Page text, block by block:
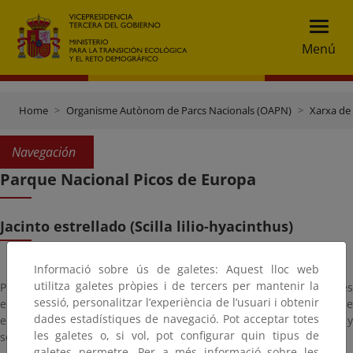
Menú
Home Organisme Autònom de Parcs Nacionals (OAPN) Xarxa
Navegación
Parque Nacional Picos de Europa
Jacinto estrellado (Scilla lilio-hyacinthus)
Planta perenne con bulbo formado por escamas solapadas y flores
en racimo. Planta típica del hayedo atlántico, también se puede
encontrar en los cañones donde existe ambiente húmedo y
sombrío.
Informació sobre ús de galetes: Aquest lloc web
utilitza galetes pròpies i de tercers per mantenir la
sessió, personalitzar l’experiència de l’usuari i obtenir
dades estadístiques de navegació. Pot acceptar totes
les galetes o, si vol, pot configurar quin tipus de